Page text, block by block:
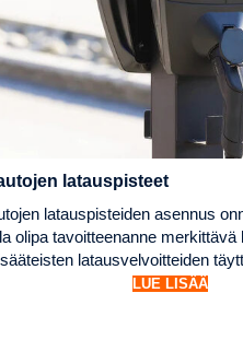
latauspisteet
latauspisteiden asennus
olipa tavoitteenanne
latausvelvoitteiden
LUE LISÄÄ